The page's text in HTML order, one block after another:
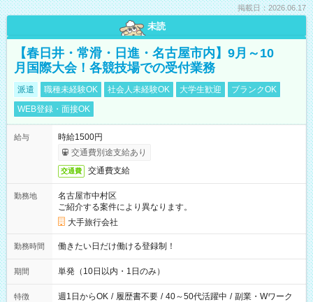
掲載日：2026.06.17
未読
【春日井・常滑・日進・名古屋市内】9月～10
月国際大会！各競技場での受付業務
派遣 職種未経験OK 社会人未経験OK 大学生歓迎
ブランクOK
WEB登録・面接OK
給与
時給1500円
交通費別途支給あり
交通費 交通費支給
勤務地
名古屋市中村区
ご紹介する案件により異なります。
大手旅行会社
勤務時間 働きたい日だけ働ける登録制！
期間 単発（10日以内・1日のみ）
特徴 週1日からOK / 履歴書不要 / 40～50代活躍中 / 副業・Wワーク